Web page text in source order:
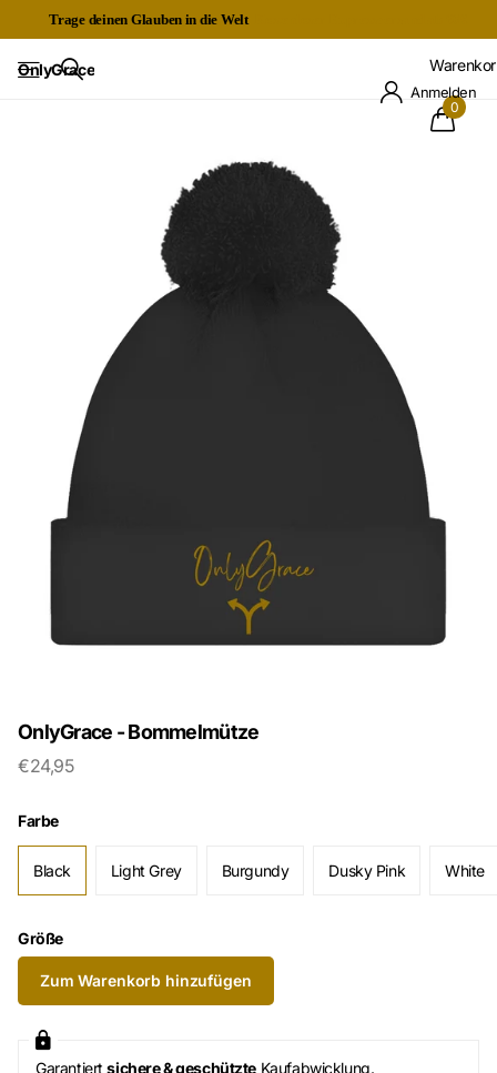
Trage deinen Glauben in die Welt
OnlyGrace
Anmelden
0
OnlyGrace - Bommelmütze
€24,95
Farbe
Black Light Grey Burgundy Dusky Pink White
Größe
Zum Warenkorb hinzufügen
Garantiertsichere & geschützte Kaufabwicklung.